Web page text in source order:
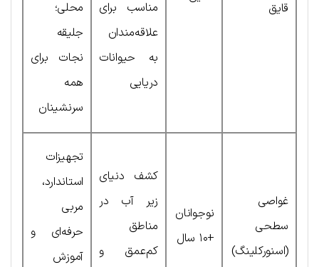
قایق
مناسب برای
علاقه‌مندان
به حیوانات
دریایی
محلی؛
جلیقه
نجات برای
همه
سرنشینان
غواصی
سطحی
(اسنورکلینگ)
نوجوانان
+۱۰ سال
کشف دنیای
زیر آب در
مناطق
کم‌عمق و
تجهیزات
استاندارد،
مربی
حرفه‌ای و
آموزش